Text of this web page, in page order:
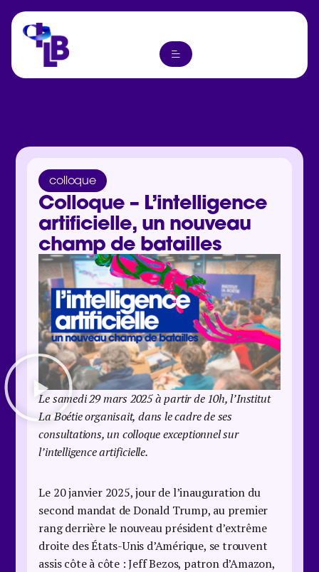
colloque
Colloque – L’intelligence
artificielle, un nouveau
champ de batailles
Le samedi 29 mars 2025 à partir de 10h, l’Institut
La Boétie organisait, dans le cadre de ses
consultations, un colloque exceptionnel sur
l’intelligence artificielle.
Le 20 janvier 2025, jour de l’inauguration du
second mandat de Donald Trump, au premier
rang derrière le nouveau président d’extrême
droite des États-Unis d’Amérique, se trouvent
assis côte à côte : Jeff Bezos, patron d’Amazon,